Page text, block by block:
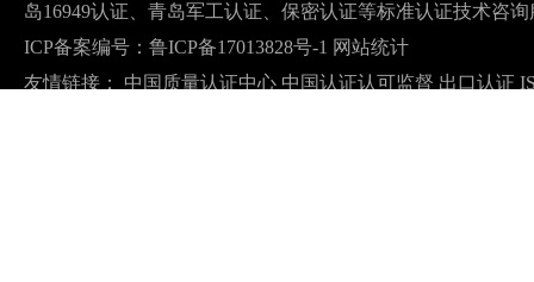
岛16949认证、青岛军工认证、保密认证等标准认证技术咨
ICP备案编号： 鲁ICP备17013828号-1 网站统计
友情链接：
中国质量认证中心 中国认证认可监督 出口认证